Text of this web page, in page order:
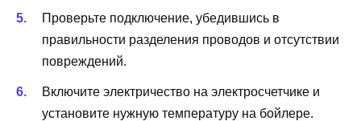
Проверьте подключение, убедившись в
правильности разделения проводов и отсутствии
повреждений.
Включите электричество на электросчетчике и
установите нужную температуру на бойлере.